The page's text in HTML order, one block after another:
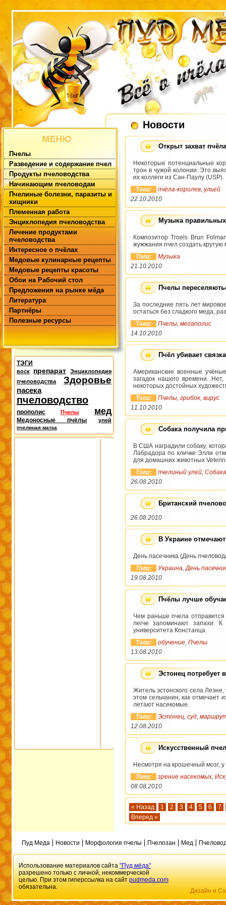
Пчелы
Разведение и содержание пчел
Продукты пчеловодства
Начинающим пчеловодам
Пчелиные болезни, паразиты и
хищники
Племенная работа
Энциклопедия пчеловодства
Лечение продуктами
пчеловодства
Интересное о пчёлах
Медовые кулинарные рецепты
Медовые рецепты красоты
Обои на Рабочий стол
Предложения на рынке мёда
Литература
Партнёры
Полезные ресурсы
ТЭГИ
воск препарат
Энциклопедия
пчеловодства
Здоровье
пасека
пчеловодство
прополис Пчелы мед
Медоносные пчёлы улей
пчелиная матка
Новости
Открыт захват
Некоторые потенциальные
трон в чужой колонии. Это
их коллеги из Сан-Паулу (USP).
Тэги:
пчёла-королев, ульей
22.10.2010
Музыка
Композитор Troels Brun
жужжания пчел создать
Тэги:
Музыка
21.10.2010
Пчелы
За последние пять лет
остаться без сладкого меда,
Тэги:
Пчелы, мегаполис
14.10.2010
Пчёл убивает
Американские военные
загадок нашего времени.
некоторых достойных
Тэги:
Пчелы, грибок, вирус
11.10.2010
Собака получила
В США наградили собаку,
Лабрадора по кличке Элли
для домашних животных
Тэги:
пчелиный улей, Собака
26.08.2010
Британский
26.08.2010
В Украине
День пасечника (День
Тэги:
Украина,День
19.08.2010
Пчёлы лучше
Чем раньше пчела
легче запоминают запахи.
университета Констанца.
Тэги:
обучение, Пчелы
13.08.2010
Эстонец потребует
Житель эстонского села
этом сельчанин, как отмечает
летают насекомые.
Тэги:
Эстонец, суд,
12.08.2010
Искусственный
Несмотря на крошечный мозг,
Тэги:
зрение насекомых,
08.08.2010
« Назад 1 2 3 4 5 6
7
Вперед »
Пуд Меда Новости Морфология пчелы Пчелозан Мед
Использование материалов сайта"Пуд мёда"
разрешено только с личной, некоммерческой
целью. При этом гиперссылка на сайтpudmeda.com
обязательна.
Дизайн и